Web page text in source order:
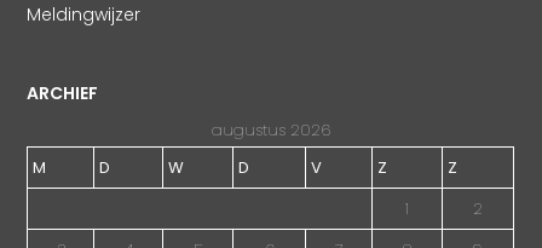
Meldingwijzer
ARCHIEF
augustus 2026
M
D W D V Z
Z
1
2